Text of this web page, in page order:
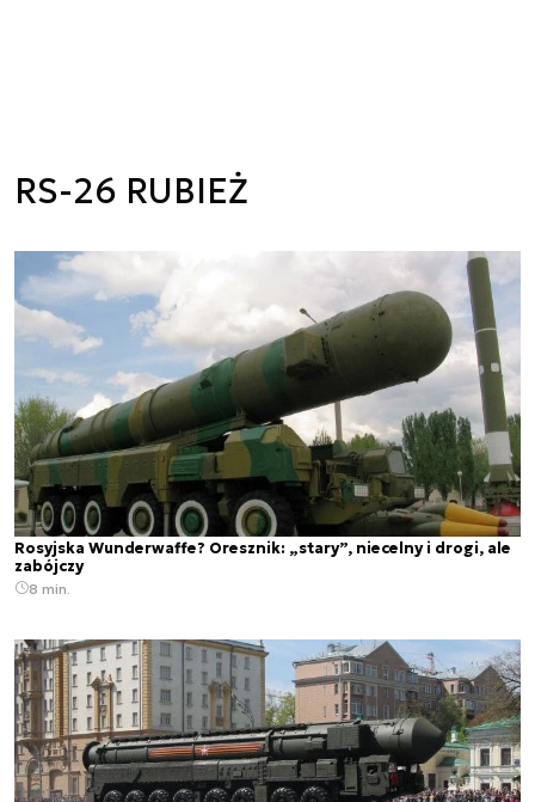
RS-26 RUBIEŻ
Rosyjska Wunderwaffe? Oresznik: „stary”, niecelny i drogi, ale
zabójczy
8 min.